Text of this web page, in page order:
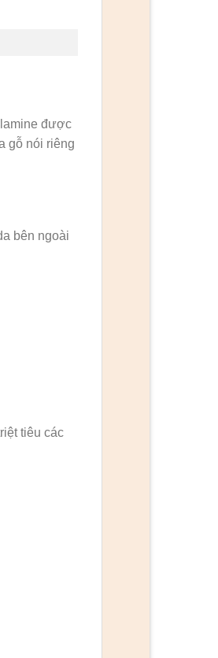
được
gỗ nói riêng
bên ngoài
tiêu các